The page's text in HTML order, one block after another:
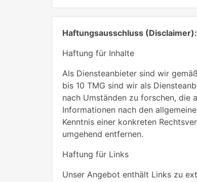
Haftungsausschluss (Disclaimer):
Haftung für Inhalte
Als Diensteanbieter sind wir
bis 10 TMG sind wir als
nach Umständen zu forschen, die
Informationen nach den
Kenntnis einer konkreten
umgehend entfernen.
Haftung für Links
Unser Angebot enthält Links zu